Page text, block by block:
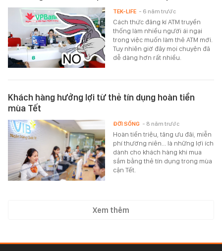
Cách thức đăng kí ATM truyền
thống làm nhiều người ái ngại
trong việc muốn làm thẻ ATM mới.
Tuy nhiên giờ đây mọi chuyện đã
dễ dàng hơn rất nhiều.
TEK-LIFE - 6 năm trước
Khách hàng hưởng lợi từ thẻ tín dụng hoàn tiền
mùa Tết
Hoàn tiền triệu, tăng ưu đãi, miễn
phí thường niên... là những lợi ích
dành cho khách hàng khi mua
sắm bằng thẻ tín dụng trong mùa
cận Tết.
ĐỜI SỐNG - 8 năm trước
Xem thêm